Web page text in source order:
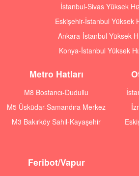
İstanbul-Sivas Yüksek
Eskişehir-İstanbul Yüksek
Ankara-İstanbul Yüksek
Konya-İstanbul Yüksek
Metro Hatları
M8 Bostancı-Dudullu
M5 Üsküdar-Samandıra Merkez
M3 Bakırköy Sahil-Kayaşehir
Feribot/Vapur